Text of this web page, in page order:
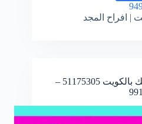
| افراح المجد
معلم وفني تركيب سيراميك بالكويت 51175305 –